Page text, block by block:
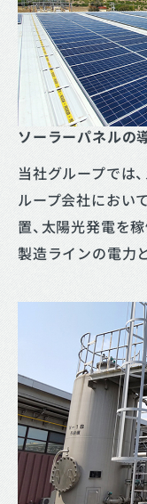
ソーラーパネルの
当社グループでは
ループ会社におい
置、太陽光発電を
製造ラインの電力